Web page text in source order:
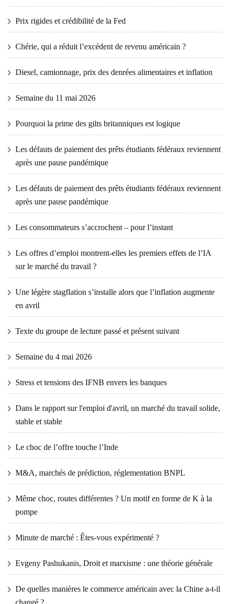
Prix ​​​​rigides et crédibilité de la Fed
Chérie, qui a réduit l’excédent de revenu américain ?
Diesel, camionnage, prix des denrées alimentaires et inflation
Semaine du 11 mai 2026
Pourquoi la prime des gilts britanniques est logique
Les défauts de paiement des prêts étudiants fédéraux reviennent
après une pause pandémique
Les défauts de paiement des prêts étudiants fédéraux reviennent
après une pause pandémique
Les consommateurs s’accrochent – ​​pour l’instant
Les offres d’emploi montrent-elles les premiers effets de l’IA
sur le marché du travail ?
Une légère stagflation s’installe alors que l’inflation augmente
en avril
Texte du groupe de lecture passé et présent suivant
Semaine du 4 mai 2026
Stress et tensions des IFNB envers les banques
Dans le rapport sur l'emploi d'avril, un marché du travail solide,
stable et stable
Le choc de l’offre touche l’Inde
M&A, marchés de prédiction, réglementation BNPL
Même choc, routes différentes ? Un motif en forme de K à la
pompe
Minute de marché : Êtes-vous expérimenté ?
Evgeny Pashukanis, Droit et marxisme : une théorie générale
De quelles manières le commerce américain avec la Chine a-t-il
changé ?